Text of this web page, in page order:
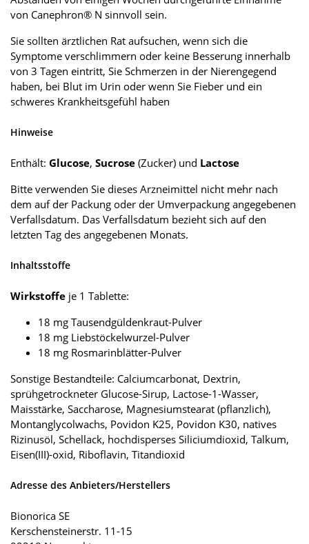
von Canephron® N sinnvoll sein.
Sie sollten ärztlichen Rat aufsuchen, wenn sich die
Symptome verschlimmern oder keine Besserung innerhalb
von 3 Tagen eintritt, Sie Schmerzen in der Nierengegend
haben, bei Blut im Urin oder wenn Sie Fieber und ein
schweres Krankheitsgefühl haben
Hinweise
Enthält: Glucose, Sucrose (Zucker) und Lactose
Bitte verwenden Sie dieses Arzneimittel nicht mehr nach
dem auf der Packung oder der Umverpackung angegebenen
Verfallsdatum. Das Verfallsdatum bezieht sich auf den
letzten Tag des angegebenen Monats.
Inhaltsstoffe
Wirkstoffe je 1 Tablette:
18 mg Tausendgüldenkraut-Pulver
18 mg Liebstöckelwurzel-Pulver
18 mg Rosmarinblätter-Pulver
Sonstige Bestandteile: Calciumcarbonat, Dextrin,
sprühgetrockneter Glucose-Sirup, Lactose-1-Wasser,
Maisstärke, Saccharose, Magnesiumstearat (pflanzlich),
Montanglycolwachs, Povidon K25, Povidon K30, natives
Rizinusöl, Schellack, hochdisperses Siliciumdioxid, Talkum,
Eisen(III)-oxid, Riboflavin, Titandioxid
Adresse des Anbieters/Herstellers
Bionorica SE
Kerschensteinerstr. 11-15